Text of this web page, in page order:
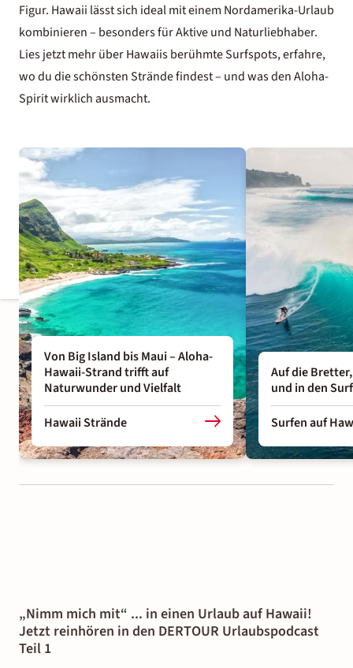
Figur. Hawaii lässt sich ideal mit einem Nordamerika-Urlaub
kombinieren – besonders für Aktive und Naturliebhaber.
Lies jetzt mehr über Hawaiis berühmte Surfspots, erfahre,
wo du die schönsten Strände findest – und was den Aloha-
Spirit wirklich ausmacht.
Von Big Island bis Maui – Aloha-
Hawaii-Strand trifft auf
Naturwunder und Vielfalt
Hawaii Strände
Auf die
und in den
Surfen auf
„Nimm mich mit“ ... in einen Urlaub auf Hawaii!
Jetzt reinhören in den DERTOUR Urlaubspodcast
Teil 1